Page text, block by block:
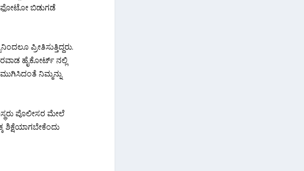
ಫೋಟೋ ಬಿಡುಗಡೆ
ಪ್ರೀತಿಸುತ್ತಿದ್ದರು.
ಹೈಕೋರ್ಟ್ ನಲ್ಲಿ
ನಿಮ್ಮನ್ನು
ಪೊಲೀಸರ ಮೇಲೆ
ಶಿಕ್ಷೆಯಾಗಬೇಕೆಂದು